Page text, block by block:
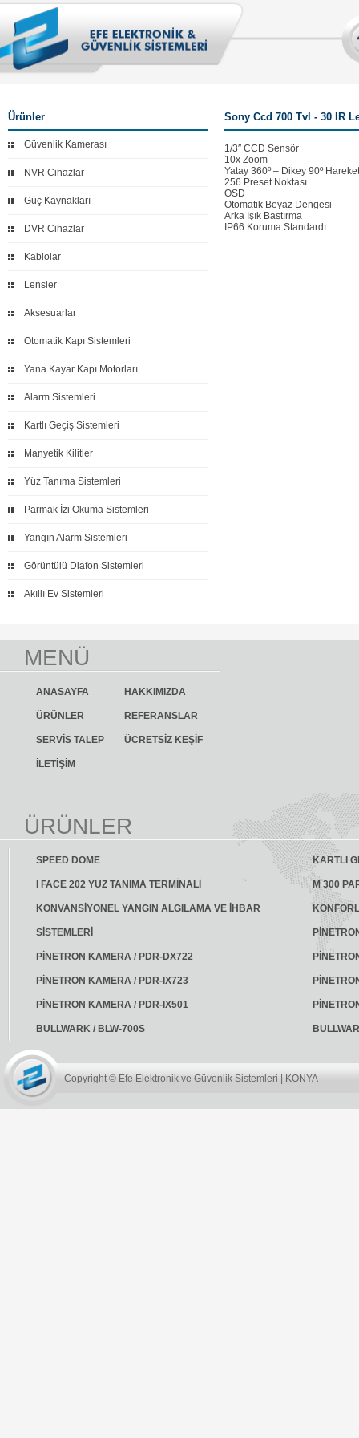
Ürünler
Güvenlik Kamerası
NVR Cihazlar
Güç Kaynakları
DVR Cihazlar
Kablolar
Lensler
Aksesuarlar
Otomatik Kapı Sistemleri
Yana Kayar Kapı Motorları
Alarm Sistemleri
Kartlı Geçiş Sistemleri
Manyetik Kilitler
Yüz Tanıma Sistemleri
Parmak İzi Okuma Sistemleri
Yangın Alarm Sistemleri
Görüntülü Diafon Sistemleri
Akıllı Ev Sistemleri
Sony Ccd 700 Tvl - 30 IR
1/3″ CCD Sensör
10x Zoom
Yatay 360º – Dikey 90º
256 Preset Noktası
OSD
Otomatik Beyaz Dengesi
Arka Işık Bastırma
IP66 Koruma Standardı
MENÜ
ANASAYFA HAKKIMIZDA
ÜRÜNLER REFERANSLAR
SERVİS TALEP ÜCRETSİZ KEŞİF
İLETİŞİM
ÜRÜNLER
SPEED DOME KARTLI
I FACE 202 YÜZ TANIMA TERMİNALİ M 300
KONVANSİYONEL YANGIN ALGILAMA VE İHBAR
SİSTEMLERİ
PİNETRON KAMERA / PDR-DX722
PİNETRON KAMERA / PDR-IX723
PİNETRON KAMERA / PDR-IX501
BULLWARK / BLW-700S
Copyright © Efe Elektronik ve Güvenlik Sistemleri | KONYA